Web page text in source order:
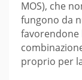
MOS), che
fungono da
favorendone
proprio per